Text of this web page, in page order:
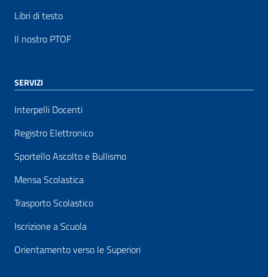
Libri di testo
Il nostro PTOF
SERVIZI
Interpelli Docenti
Registro Elettronico
Sportello Ascolto e Bullismo
Mensa Scolastica
Trasporto Scolastico
Iscrizione a Scuola
Orientamento verso le Superiori